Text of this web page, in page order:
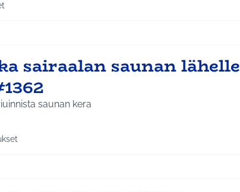
Liikunta ja harrastukset
sairaalan saunan lähelle
saunan kera
mukaan: Liikunta ja harrastukset